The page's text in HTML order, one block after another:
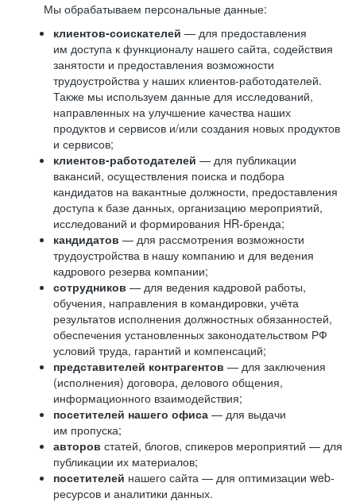
Мы обрабатываем персональные данные:
клиентов-соискателей — для предоставления
им доступа к функционалу нашего сайта, содействия
занятости и предоставления возможности
трудоустройства у наших клиентов-работодателей.
Также мы используем данные для исследований,
направленных на улучшение качества наших
продуктов и сервисов и/или создания новых продуктов
и сервисов;
клиентов-работодателей — для публикации
вакансий, осуществления поиска и подбора
кандидатов на вакантные должности, предоставления
доступа к базе данных, организацию мероприятий,
исследований и формирования HR-бренда;
кандидатов — для рассмотрения возможности
трудоустройства в нашу компанию и для ведения
кадрового резерва компании;
сотрудников — для ведения кадровой работы,
обучения, направления в командировки, учёта
результатов исполнения должностных обязанностей,
обеспечения установленных законодательством РФ
условий труда, гарантий и компенсаций;
представителей контрагентов — для заключения
(исполнения) договора, делового общения,
информационного взаимодействия;
посетителей нашего офиса — для выдачи
им пропуска;
авторов статей, блогов, спикеров мероприятий — для
публикации их материалов;
посетителей нашего сайта — для оптимизации web-
ресурсов и аналитики данных.